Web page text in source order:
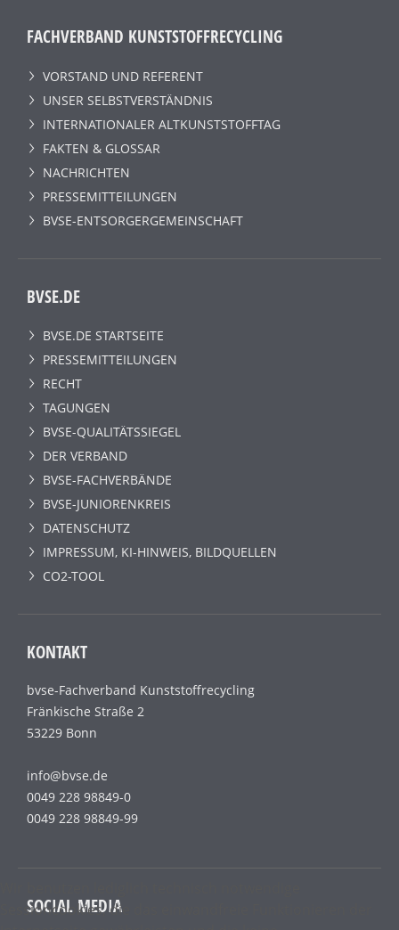
FACHVERBAND KUNSTSTOFFRECYCLING
VORSTAND UND REFERENT
UNSER SELBSTVERSTÄNDNIS
INTERNATIONALER ALTKUNSTSTOFFTAG
FAKTEN & GLOSSAR
NACHRICHTEN
PRESSEMITTEILUNGEN
BVSE-ENTSORGERGEMEINSCHAFT
BVSE.DE
BVSE.DE STARTSEITE
PRESSEMITTEILUNGEN
RECHT
TAGUNGEN
BVSE-QUALITÄTSSIEGEL
DER VERBAND
BVSE-FACHVERBÄNDE
BVSE-JUNIORENKREIS
DATENSCHUTZ
IMPRESSUM, KI-HINWEIS, BILDQUELLEN
CO2-TOOL
KONTAKT
bvse-Fachverband Kunststoffrecycling
Fränkische Straße 2
53229 Bonn
info@bvse.de
0049 228 98849-0
0049 228 98849-99
SOCIAL MEDIA
Sessioncookies, die das einwandfreie Funktionieren der